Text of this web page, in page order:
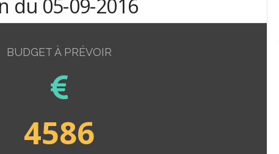
du 05-09-2016
BUDGET À PRÉVOIR
4586